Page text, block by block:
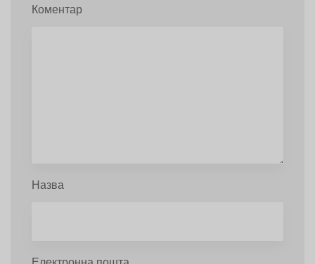
Коментар
Назва